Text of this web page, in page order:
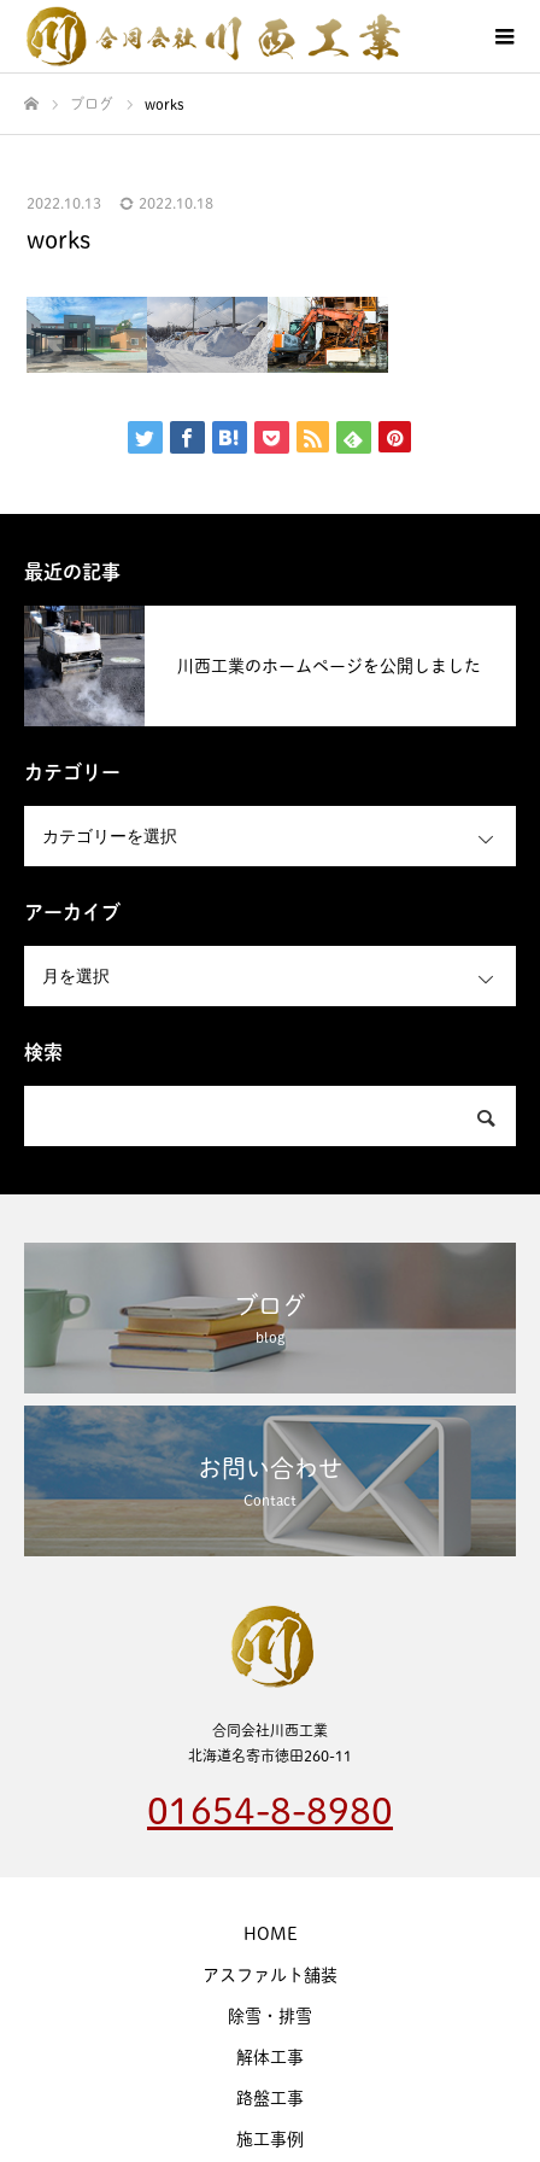
ブログ works
2022.10.13 2022.10.18
works
最近の記事
川西工業のホームページを公開しました
カテゴリー
アーカイブ
検索
ブログ
blog
お問い合わせ
Contact
合同会社川西工業
北海道名寄市徳田260-11
01654-8-8980
HOME
アスファルト舗装
除雪・排雪
解体工事
路盤工事
施工事例